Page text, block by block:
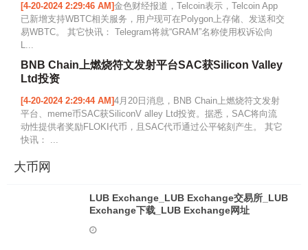
[4-20-2024 2:29:46 AM]金色财经报道，Telcoin表示，Telcoin App
已新增支持WBTC相关服务，用户现可在Polygon上存储、发送和交
易WBTC。 其它快讯： Telegram将就“GRAM”名称使用权诉讼向
L...
BNB Chain上燃烧符文发射平台SAC获Silicon Valley
Ltd投资
[4-20-2024 2:29:44 AM]4月20日消息，BNB Chain上燃烧符文发射
平台、meme币SAC获SiliconV alley Ltd投资。据悉，SAC将向流
动性提供者奖励FLOKI代币，且SAC代币通过公平铭刻产生。 其它
快讯： ...
大币网
LUB Exchange_LUB Exchange交易所_LUB
Exchange下载_LUB Exchange网址